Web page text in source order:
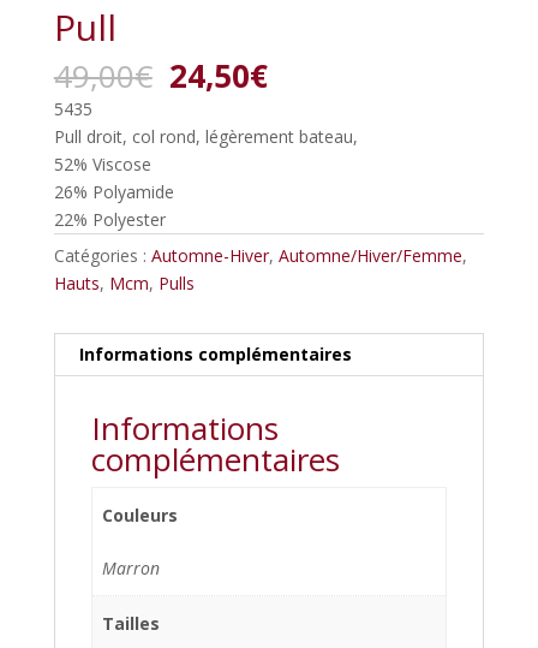
Pull
49,00€ Le
prix
initial
était :
49,00€.
24,50€Le
prix
actuel
est :
5435
Pull droit, col rond, légèrement bateau,
52% Viscose
26% Polyamide
22% Polyester
Catégories : Automne-Hiver, Automne/Hiver/Femme,
Hauts, Mcm, Pulls
Informations complémentaires
Informations
complémentaires
Couleurs
Marron
Tailles